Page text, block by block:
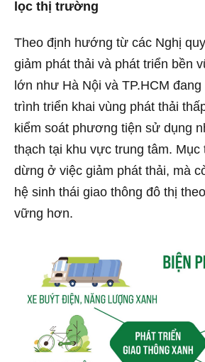
lọc thị trường
Theo định hướng từ các Nghị
giảm phát thải và phát triển bền
lớn như Hà Nội và TP.HCM
trình triển khai vùng phát thải
kiểm soát phương tiện sử dụng
thạch tại khu vực trung tâm. Mục
dừng ở việc giảm phát thải, mà
hệ sinh thái giao thông đô thị
vững hơn.